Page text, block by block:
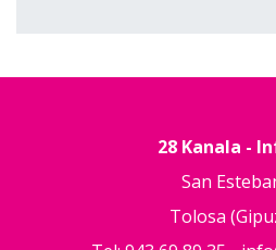
28 Kanala -
San
Tolosa